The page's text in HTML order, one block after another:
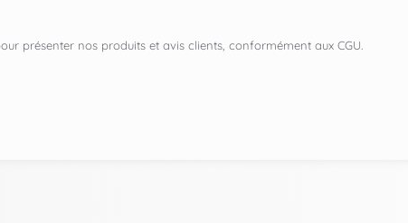
présenter nos produits et avis clients, conformément aux CGU.